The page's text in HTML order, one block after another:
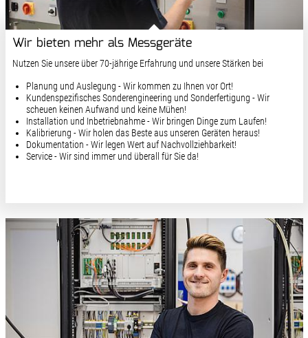
Wir bieten mehr als Messgeräte
Nutzen Sie unsere über 70-jährige Erfahrung und unsere Stärken bei
Planung und Auslegung - Wir kommen zu Ihnen vor Ort!
Kundenspezifisches Sonderengineering und Sonderfertigung - Wir
scheuen keinen Aufwand und keine Mühen!
Installation und Inbetriebnahme - Wir bringen Dinge zum Laufen!
Kalibrierung - Wir holen das Beste aus unseren Geräten heraus!
Dokumentation - Wir legen Wert auf Nachvollziehbarkeit!
Service - Wir sind immer und überall für Sie da!